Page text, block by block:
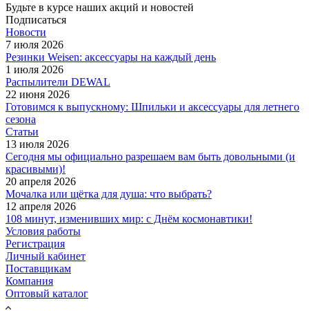
Будьте в курсе наших акций и новостей
Подписаться
Новости
7 июля 2026
Резинки Weisen: аксессуары на каждый день
1 июля 2026
Распылители DEWAL
22 июня 2026
Готовимся к выпускному: Шпильки и аксессуары для летнего
сезона
Статьи
13 июля 2026
Сегодня мы официально разрешаем вам быть довольными (и
красивыми)!
20 апреля 2026
Мочалка или щётка для душа: что выбрать?
12 апреля 2026
108 минут, изменивших мир: с Днём космонавтики!
Условия работы
Регистрация
Личный кабинет
Поставщикам
Компания
Оптовый каталог